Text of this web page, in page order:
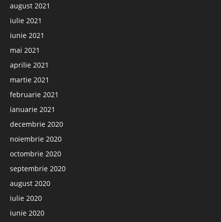
august 2021
iulie 2021
iunie 2021
mai 2021
aprilie 2021
martie 2021
februarie 2021
ianuarie 2021
decembrie 2020
noiembrie 2020
octombrie 2020
septembrie 2020
august 2020
iulie 2020
iunie 2020